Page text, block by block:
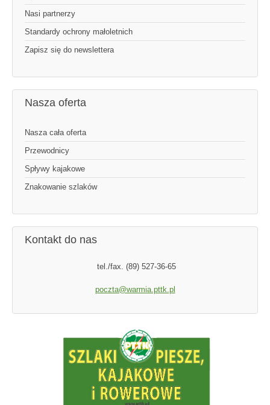
Nasi partnerzy
Standardy ochrony małoletnich
Zapisz się do newslettera
Nasza oferta
Nasza cała oferta
Przewodnicy
Spływy kajakowe
Znakowanie szlaków
Kontakt do nas
tel./fax. (89) 527-36-65
poczta@warmia.pttk.pl